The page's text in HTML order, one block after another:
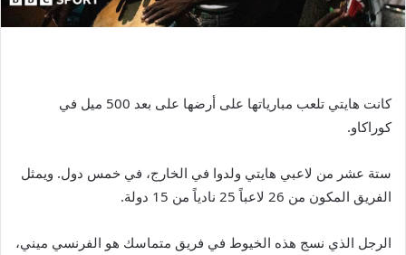
كانت هايتي تلعب مبارياتها على أرضها على بعد 500 ميل في
كوراكاو.
ستة عشر من لاعبي هايتي ولدوا في الخارج، في خمس دول. ويمثل
الفريق المكون من 26 لاعباً 25 نادياً من 15 دولة.
الرجل الذي نسج هذه الخيوط في فريق متماسك هو الفرنسي ميني،